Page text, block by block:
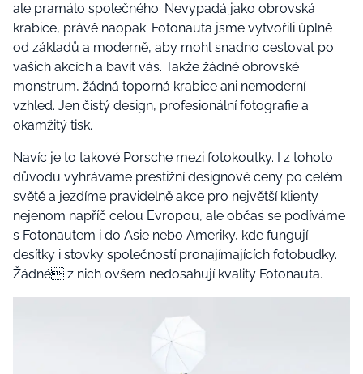
ale pramálo společného. Nevypadá jako obrovská
krabice, právě naopak. Fotonauta jsme vytvořili úplně
od základů a moderně, aby mohl snadno cestovat po
vašich akcích a bavit vás. Takže žádné obrovské
monstrum, žádná toporná krabice ani nemoderní
vzhled. Jen čistý design, profesionální fotografie a
okamžitý tisk.
Navíc je to takové Porsche mezi fotokoutky. I z tohoto
důvodu vyhráváme prestižní designové ceny po celém
světě a jezdíme pravidelně akce pro největší klienty
nejenom napříč celou Evropou, ale občas se podíváme
s Fotonautem i do Asie nebo Ameriky, kde fungují
desítky i stovky společností pronajímajících fotobudky.
Žádné z nich ovšem nedosahují kvality Fotonauta.